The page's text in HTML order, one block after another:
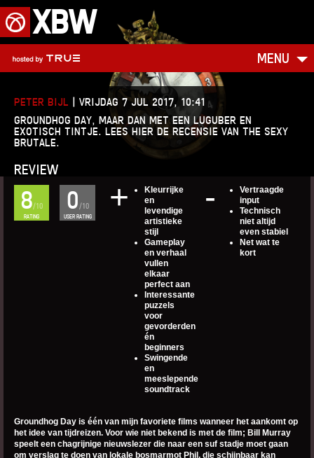
XBW
MENU
PETER BIJL | VRIJDAG 7 JUL 2017, 10:41
GROUNDHOG DAY, MAAR DAN MET EEN LUGUBER EN
EXOTISCH TINTJE. LEES HIER DE RECENSIE VAN THE SEXY
BRUTALE.
REVIEW
RATING
8/10
USER RATING
0 /10
Kleurrijke
en
levendige
artistieke
stijl
Gameplay
en verhaal
vullen
elkaar
perfect aan
Interessante
puzzels
voor
gevorderden
én
beginners
Swingende
en
meeslepende
soundtrack
Vertraagde
input
Technisch
niet altijd
even stabiel
Net wat te
kort
Groundhog Day is één van mijn favoriete films wanneer het aankomt op
het idee van tijdreizen. Voor wie niet bekend is met de film; Bill Murray
speelt een chagrijnige nieuwslezer die naar een suf stadje moet gaan
om verslag te doen van lokale bosmarmot Phil, die schijnbaar kan